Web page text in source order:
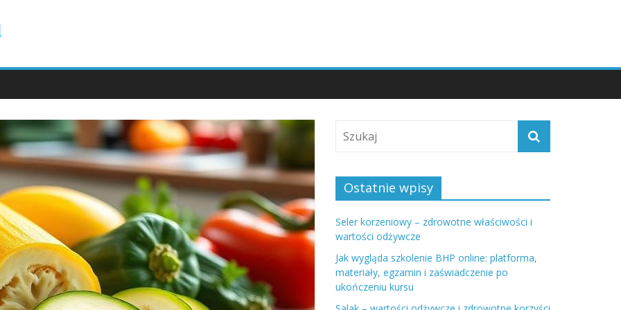
Ostatnie wpisy
Seler korzeniowy – zdrowotne właściwości i
wartości odżywcze
Jak wygląda szkolenie BHP online: platforma,
materiały, egzamin i zaświadczenie po
ukończeniu kursu